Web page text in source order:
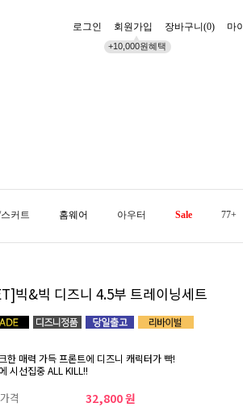
로그인 회원가입
+10,000원혜택
장바구니(0) 마
커트 홈웨어 아우터 Sale 77+
빅&빅 디즈니 4.5부 트레이닝세트
한 매력 가득 프론트에 디즈니 캐릭터가 빡!
시선집중 ALL KILL!!
격 32,800 원